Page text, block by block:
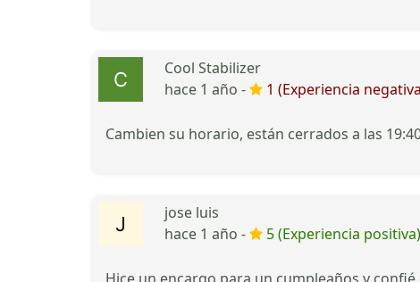
Cool Stabilizer
hace 1 año -
1 (Experiencia
Cambien su horario, están cerrados a las
jose luis
hace 1 año -
5 (Experiencia positiva)